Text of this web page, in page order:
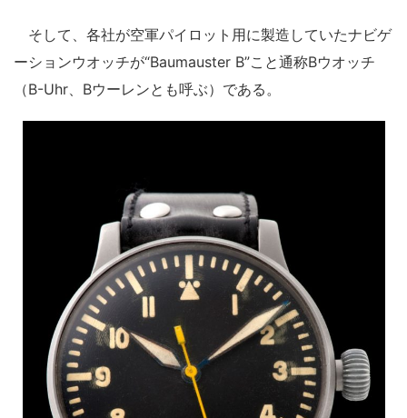
そして、各社が空軍パイロット用に製造していたナビゲ
ーションウオッチが“Baumauster B”こと通称Bウオッチ
（B-Uhr、Bウーレンとも呼ぶ）である。